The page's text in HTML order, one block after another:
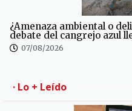
¿Amenaza ambiental o
debate del cangrejo azul
07/08/2026
· Lo + Leído